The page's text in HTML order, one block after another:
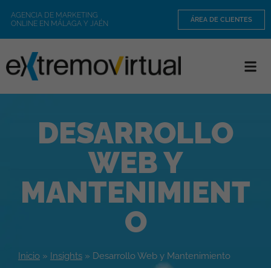
AGENCIA DE MARKETING
ONLINE EN MÁLAGA Y JAÉN
ÁREA DE CLIENTES
DESARROLLO
WEB Y
MANTENIMIENT
O
Inicio » Insights » Desarrollo Web y Mantenimiento